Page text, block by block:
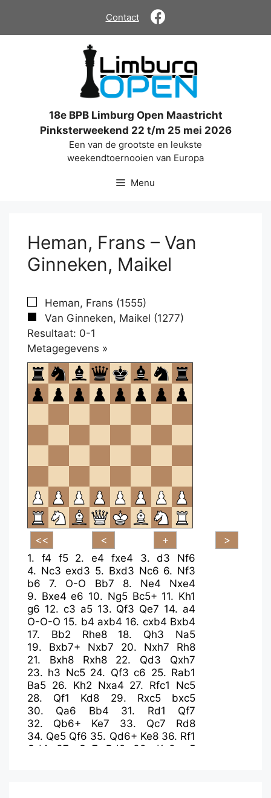
de
Contact
18e BPB Limburg Open Maastricht
Pinksterweekend 22 t/m 25 mei 2026
Een van de grootste en leukste
weekendtoernooien van Europa
Menu
Heman, Frans – Van
Ginneken, Maikel
Heman, Frans (1555)
Van Ginneken, Maikel (1277)
Resultaat: 0-1
Metagegevens »
om
te
openen.
1. f4 f5 2. e4 fxe4 3.d3
Nf6
4. Nc3 exd3 5. Bxd3 Nc6 6. Nf3
b6
7. O-O Bb7 8. Ne4
Nxe4
9. Bxe4 e6 10. Ng5 Bc5+ 11. Kh1
g6 12. c3 a5 13. Qf3 Qe7 14. a4
O-O-O 15. b4 axb4 16. cxb4 Bxb4
17. Bb2 Rhe8 18. Qh3
Na5
19. Bxb7+ Nxb7 20. Nxh7
Rh8
21. Bxh8 Rxh8 22. Qd3
Qxh7
23. h3 Nc5 24. Qf3 c6 25. Rab1
Ba5 26. Kh2 Nxa4 27. Rfc1
Nc5
28. Qf1 Kd8 29. Rxc5
bxc5
30. Qa6 Bb4 31. Rd1
Qf7
32. Qb6+ Ke7 33. Qc7
Rd8
34. Qe5 Qf6 35. Qd6+ Ke8 36. Rf1
Qd4
37. Qc7 Bd2 38. Kg3
g5